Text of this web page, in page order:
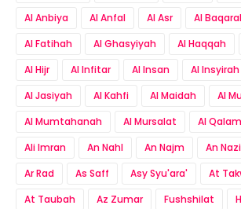
Al Anbiya
Al Anfal Al Asr Al
Al Fatihah
Al Ghasyiyah Al Haqqah
Al Hijr
Al Infitar Al Insan Al Insyirah
Al Jasiyah
Al Kahfi Al Maidah
Al
Al Mumtahanah
Al Mursalat Al Qalam
Ali Imran
An Nahl An Najm An
Ar Rad
As Saff Asy Syu'ara'
At
At Taubah
Az Zumar Fushshilat